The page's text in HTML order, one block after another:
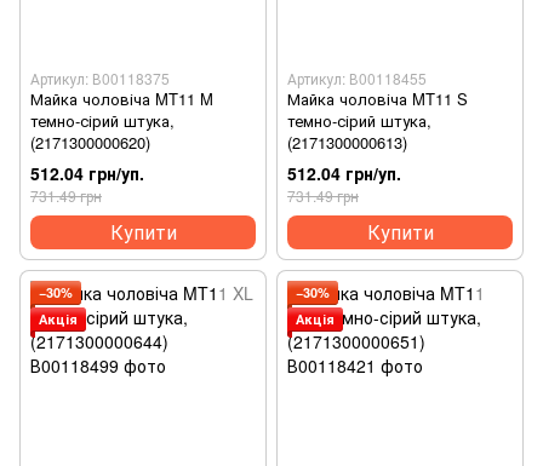
Артикул: В00118375
Майка чоловіча MT11 M
темно-сірий штука,
(2171300000620)
512.04 грн/уп.
731.49 грн
Купити
Артикул: В00118455
Майка чоловіча MT11 S
темно-сірий штука,
(2171300000613)
512.04 грн/уп.
731.49 грн
Купити
−30%
Акція
−30%
Акція